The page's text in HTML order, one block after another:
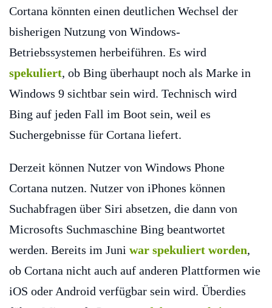
Cortana könnten einen deutlichen Wechsel der
bisherigen Nutzung von Windows-
Betriebssystemen herbeiführen. Es wird
spekuliert, ob Bing überhaupt noch als Marke in
Windows 9 sichtbar sein wird. Technisch wird
Bing auf jeden Fall im Boot sein, weil es
Suchergebnisse für Cortana liefert.
Derzeit können Nutzer von Windows Phone
Cortana nutzen. Nutzer von iPhones können
Suchabfragen über Siri absetzen, die dann von
Microsofts Suchmaschine Bing beantwortet
werden. Bereits im Juni war spekuliert worden,
ob Cortana nicht auch auf anderen Plattformen wie
iOS oder Android verfügbar sein wird. Überdies